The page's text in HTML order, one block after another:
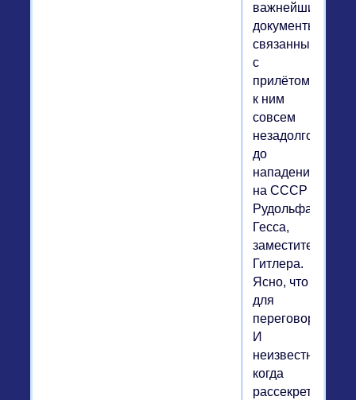
важнейшие
документы,
связанные
с
прилётом
к ним
совсем
незадолго
до
нападения
на СССР
Рудольфа
Гесса,
заместителя
Гитлера.
Ясно, что
для
переговоров.
И
неизвестно,
когда
рассекретят.